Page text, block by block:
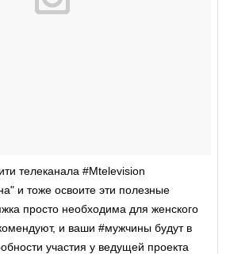
телеканала #Mtelevision
и тоже освоите эти полезные
просто необходима для женского
и ваши #мужчины будут в
участия у ведущей проекта